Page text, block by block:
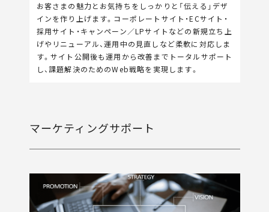
お客さまの魅力とお気持ちをしっかりと「伝える」デザ
インを作り上げます。コーポレートサイト・ECサイト・
採用サイト・キャンペーン／LPサイトなどの新規立ち上
げやリニューアル、運用中の見直しなど柔軟に対応しま
す。サイト公開後も運用から改善までトータルサポート
し、課題解決のためのWeb戦略を実現します。
マーケティングサポート